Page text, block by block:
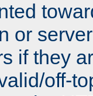
or
if they
off-